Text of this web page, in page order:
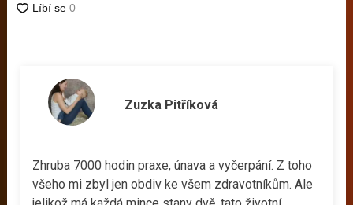
Zuzka Pitříková
Zhruba 7000 hodin praxe, únava a vyčerpání. Z toho
všeho mi zbyl jen obdiv ke všem zdravotníkům. Ale